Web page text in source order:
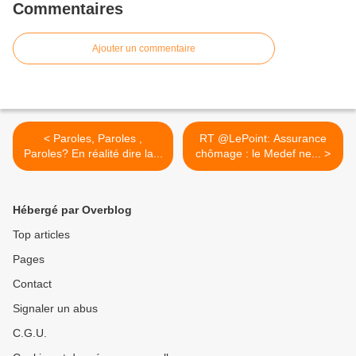
Commentaires
Ajouter un commentaire
< Paroles, Paroles ,
Paroles? En réalité dire la...
RT @LePoint: Assurance
chômage : le Medef ne... >
Hébergé par Overblog
Top articles
Pages
Contact
Signaler un abus
C.G.U.